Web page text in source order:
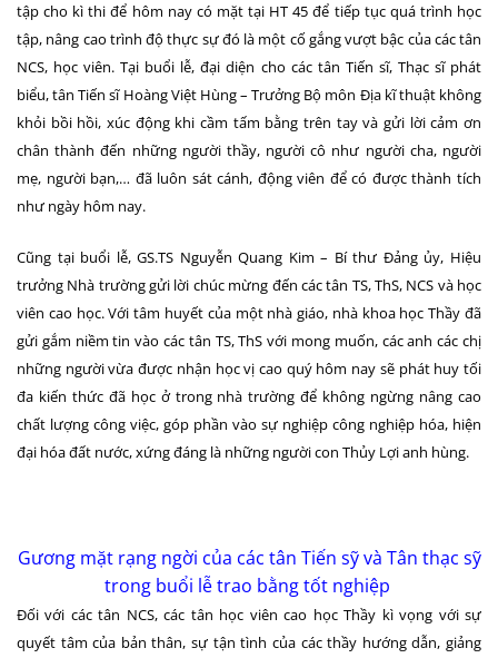
tập cho kì thi để hôm nay có mặt tại HT 45 để tiếp tục quá trình học
tập, nâng cao trình độ thực sự đó là một cố gắng vượt bậc của các tân
NCS, học viên. Tại buổi lễ, đại diện cho các tân Tiến sĩ, Thạc sĩ phát
biểu, tân Tiến sĩ Hoàng Việt Hùng – Trưởng Bộ môn Địa kĩ thuật không
khỏi bồi hồi, xúc động khi cầm tấm bằng trên tay và gửi lời cảm ơn
chân thành đến những người thầy, người cô như người cha, người
mẹ, người bạn,… đã luôn sát cánh, động viên để có được thành tích
như ngày hôm nay.
Cũng tại buổi lễ, GS.TS Nguyễn Quang Kim – Bí thư Đảng ủy, Hiệu
trưởng Nhà trường gửi lời chúc mừng đến các tân TS, ThS, NCS và học
viên cao học. Với tâm huyết của một nhà giáo, nhà khoa học Thầy đã
gửi gắm niềm tin vào các tân TS, ThS với mong muốn, các anh các chị
những người vừa được nhận học vị cao quý hôm nay sẽ phát huy tối
đa kiến thức đã học ở trong nhà trường để không ngừng nâng cao
chất lượng công việc, góp phần vào sự nghiệp công nghiệp hóa, hiện
đại hóa đất nước, xứng đáng là những người con Thủy Lợi anh hùng.
Gương mặt rạng ngời của các tân Tiến sỹ và Tân thạc sỹ
trong buổi lễ trao bằng tốt nghiệp
Đối với các tân NCS, các tân học viên cao học Thầy kì vọng với sự
quyết tâm của bản thân, sự tận tình của các thầy hướng dẫn, giảng